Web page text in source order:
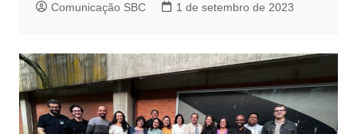
Comunicação SBC 1 de setembro de 2023